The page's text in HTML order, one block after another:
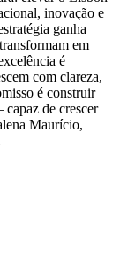
inovação e
ganha
em
é
com clareza,
é construir
de crescer
Maurício,